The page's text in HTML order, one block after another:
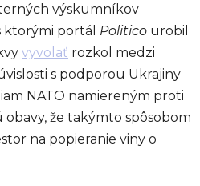
výskumníkov
ktorými portál Politico urobil
vyvolať rozkol medzi
s podporou Ukrajiny
NATO namiereným proti
že takýmto spôsobom
na popieranie viny o